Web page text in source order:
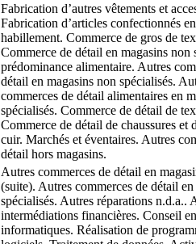
Fabrication d’autres vêtements et
Fabrication d’articles confectionnés
habillement. Commerce de gros de
Commerce de détail en magasins non
prédominance alimentaire. Autres
détail en magasins non spécialisés.
commerces de détail alimentaires en
spécialisés. Commerce de détail de
Commerce de détail de chaussures et
cuir. Marchés et éventaires. Autres
détail hors magasins.
Autres commerces de détail en
(suite). Autres commerces de détail en
spécialisés. Autres réparations n.d.a..
intermédiations financières. Conseil
informatiques. Réalisation de